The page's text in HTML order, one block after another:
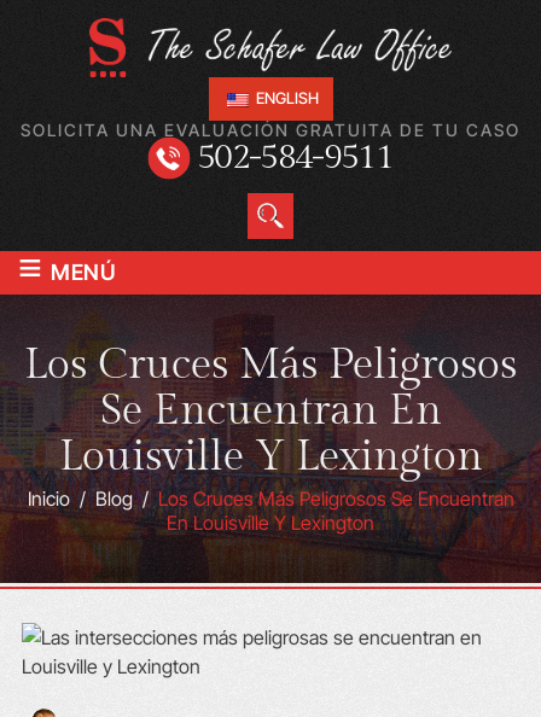
ENGLISH
SOLICITA UNA EVALUACIÓN GRATUITA DE TU CASO
502-584-9511
≡ MENÚ
Los Cruces Más Peligrosos
Se Encuentran En
Louisville Y Lexington
Inicio/Blog/Los Cruces Más Peligrosos Se Encuentran
En Louisville Y Lexington